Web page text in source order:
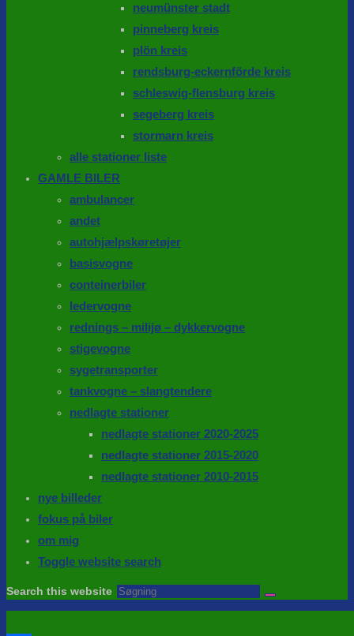
neumünster stadt
pinneberg kreis
plön kreis
rendsburg-eckernförde kreis
schleswig-flensburg kreis
segeberg kreis
stormarn kreis
alle stationer liste
GAMLE BILER
ambulancer
andet
autohjælpskøretøjer
basisvogne
conteinerbiler
ledervogne
rednings – milijø – dykkervogne
stigevogne
sygetransporter
tankvogne – slangtendere
nedlagte stationer
nedlagte stationer 2020-2025
nedlagte stationer 2015-2020
nedlagte stationer 2010-2015
nye billeder
fokus på biler
om mig
Toggle website search
Search this website